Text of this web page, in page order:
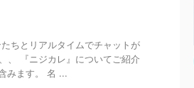
ちとリアルタイムでチャットが
、 『ニジカレ』についてご紹介
みます。 名 ...